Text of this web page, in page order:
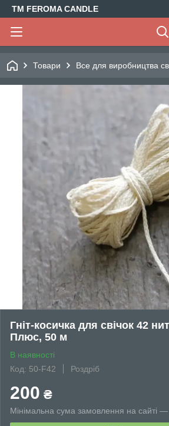
TM FEROMA CANDLE
Товари Все для виробництва
Гніт-косичка для свічок 42
Плюс, 50 ​​м
В наявності
Код: 50-F42
Роздріб
200 ₴
Мінімальна сума замовлення на сайті